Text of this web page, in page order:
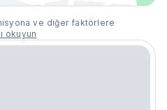
ve diğer faktörlere
okuyun